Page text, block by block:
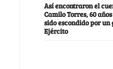
Así encontraron el
Camilo Torres, 60
sido escondido por un
Ejército